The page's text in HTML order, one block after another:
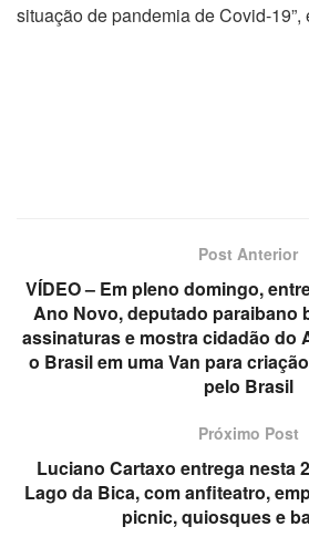
situação de pandemia de Covid-19”,
Post Anterior
VÍDEO – Em pleno domingo,
Ano Novo, deputado paraibano
assinaturas e mostra cidadão do
o Brasil em uma Van para
pelo Brasil
Próximo Post
Luciano Cartaxo entrega nesta
Lago da Bica, com anfiteatro,
picnic, quiosques e